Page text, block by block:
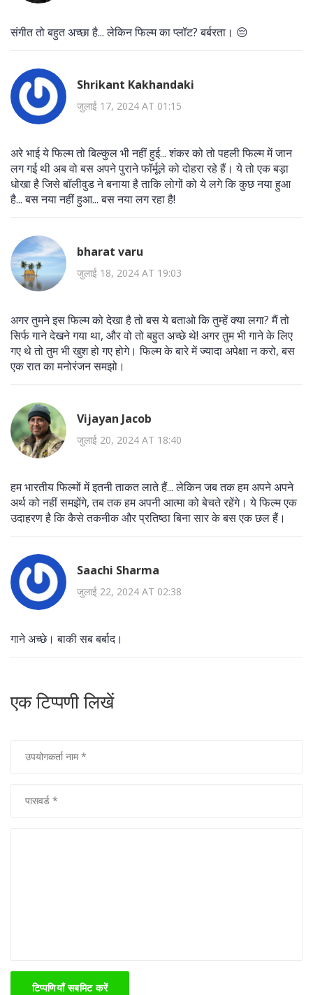
संगीत तो बहुत अच्छा है... लेकिन फिल्म का प्लॉट? बर्बरता। 😔
Shrikant Kakhandaki
जुलाई 17, 2024 AT 01:15
अरे भाई ये फिल्म तो बिल्कुल भी नहीं हुई... शंकर को तो पहली फिल्म में जान
लग गई थी अब वो बस अपने पुराने फॉर्मूले को दोहरा रहे हैं। ये तो एक बड़ा
धोखा है जिसे बॉलीवुड ने बनाया है ताकि लोगों को ये लगे कि कुछ नया हुआ
है... बस नया नहीं हुआ... बस नया लग रहा है!
bharat varu
जुलाई 18, 2024 AT 19:03
अगर तुमने इस फिल्म को देखा है तो बस ये बताओ कि तुम्हें क्या लगा? मैं तो
सिर्फ गाने देखने गया था, और वो तो बहुत अच्छे थे! अगर तुम भी गाने के लिए
गए थे तो तुम भी खुश हो गए होगे। फिल्म के बारे में ज्यादा अपेक्षा न करो, बस
एक रात का मनोरंजन समझो।
Vijayan Jacob
जुलाई 20, 2024 AT 18:40
हम भारतीय फिल्मों में इतनी ताकत लाते हैं... लेकिन जब तक हम अपने अपने
अर्थ को नहीं समझेंगे, तब तक हम अपनी आत्मा को बेचते रहेंगे। ये फिल्म एक
उदाहरण है कि कैसे तकनीक और प्रतिष्ठा बिना सार के बस एक छल हैं।
Saachi Sharma
जुलाई 22, 2024 AT 02:38
गाने अच्छे। बाकी सब बर्बाद।
एक टिप्पणी लिखें
टिप्पणियाँ सबमिट करें